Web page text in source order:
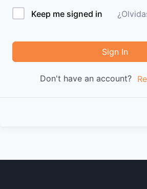
Keep me signed in
Sign In
Don't have an account?